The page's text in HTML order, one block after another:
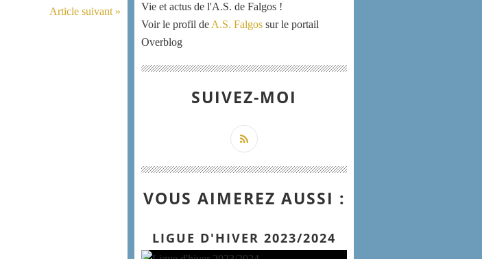
Article suivant »
Vie et actus de l'A.S. de Falgos !
Voir le profil de A.S. Falgos sur le portail
Overblog
SUIVEZ-MOI
VOUS AIMEREZ AUSSI :
LIGUE D'HIVER 2023/2024